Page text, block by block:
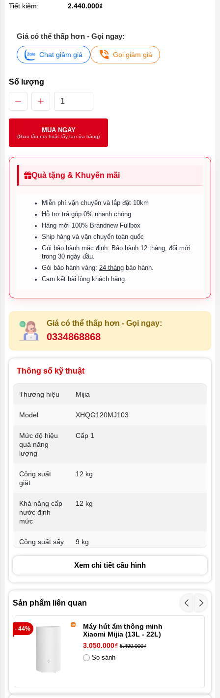
Tiết kiệm:
2.440.000₫
Giá có thể thấp hơn - Gọi ngay:
Chat giảm giá Gọi giảm giá
Số lượng
MUA NGAY
(Giao tận nơi hoặc lấy tại cửa hàng)
Quà tặng & Khuyến mãi
Miễn phí vận chuyển và lắp đặt 10km
Hỗ trợ trả góp 0% nhanh chóng
Hàng mới 100% Brandnew Fullbox
Ship hàng và vận chuyển toàn quốc
Gói bảo hành mặc định: Bảo hành 12 tháng, đổi mới
trong 30 ngày đầu.
Gói bảo hành vàng: 24 tháng bảo hành.
Cam kết hài lòng khách hàng.
Giá có thể thấp hơn - Gọi ngay:
0334868868
Thông số kỹ thuật
Thương hiệu Mijia
Model XHQG120MJ103
Mức độ hiệu
quả năng
lượng
Cấp 1
Công suất
giặt
12 kg
Khả năng cấp
nước định
mức
12 kg
Công suất sấy
định mức
9 kg
mức
Tốc độ cấp
nước định
mức
220V
mức
Xem chi tiết cấu hình
Sản phẩm liên quan
- 44%
Máy hút ẩm thông minh
Xiaomi Mijia (13L - 22L)
3.050.000₫ 5.490.000₫
So sánh